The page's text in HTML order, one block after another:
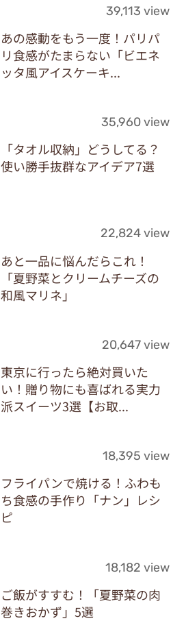
39,113 view
あの感動をもう一度！パリパ
リ食感がたまらない「ビエネ
ッタ風アイスケーキ...
35,960 view
「タオル収納」どうしてる？
使い勝手抜群なアイデア7選
22,824 view
あと一品に悩んだらこれ！
「夏野菜とクリームチーズの
和風マリネ」
20,647 view
東京に行ったら絶対買いた
い！贈り物にも喜ばれる実力
派スイーツ3選【お取...
18,395 view
フライパンで焼ける！ふわも
ち食感の手作り「ナン」レシ
ピ
18,182 view
ご飯がすすむ！「夏野菜の肉
巻きおかず」5選